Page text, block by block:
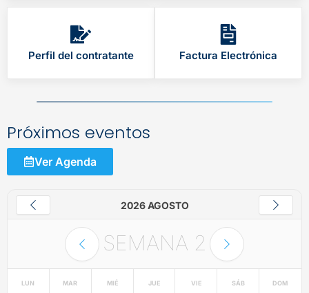
Perfil del contratante Factura Electrónica
Próximos eventos
Ver Agenda
2026 AGOSTO
SEMANA 2
LUN MAR MIÉ JUE VIE SÁB DOM